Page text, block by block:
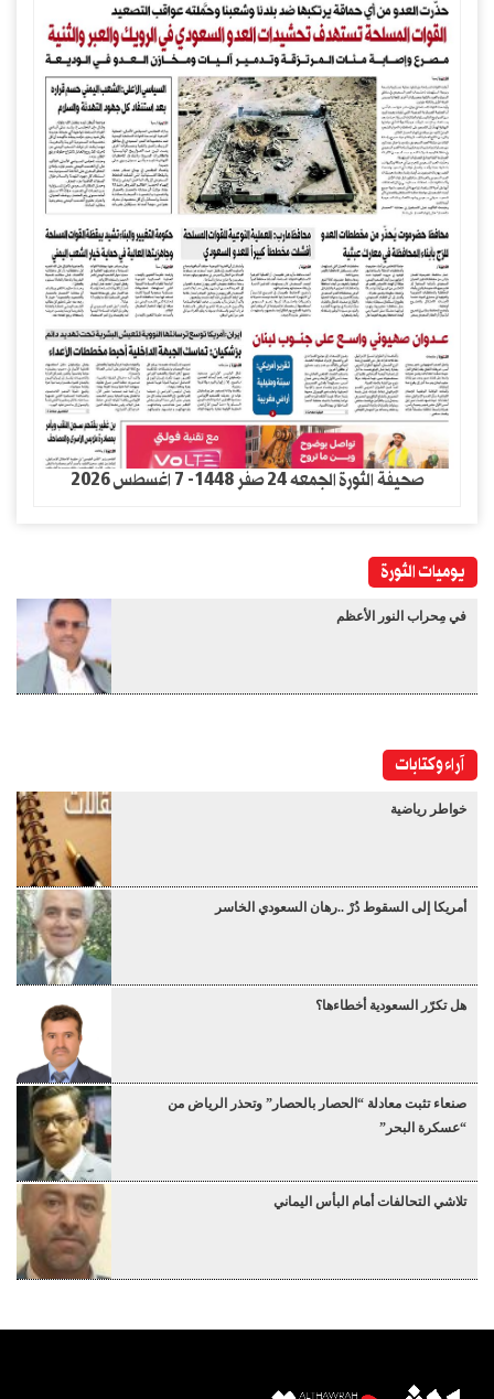
صحيفة الثورة الجمعه 24 صفر 1448- 7 اغسطس 2026
يوميات الثورة
في مِحراب النور الأعظم
آراء وكتابات
خواطر رياضية
أمريكا إلى السقوط دُرْ ..رهان السعودي الخاسر
هل تكرّر السعودية أخطاءها؟
صنعاء تثبت معادلة “الحصار بالحصار” وتحذر الرياض من
“عسكرة البحر”
تلاشي التحالفات أمام البأس اليماني